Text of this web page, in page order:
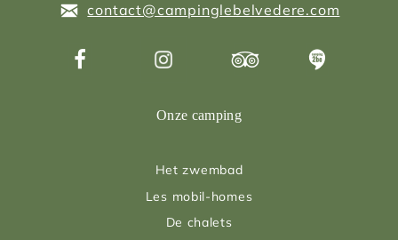
contact@campinglebelvedere.com
Onze camping
Het zwembad
Les mobil-homes
De chalets